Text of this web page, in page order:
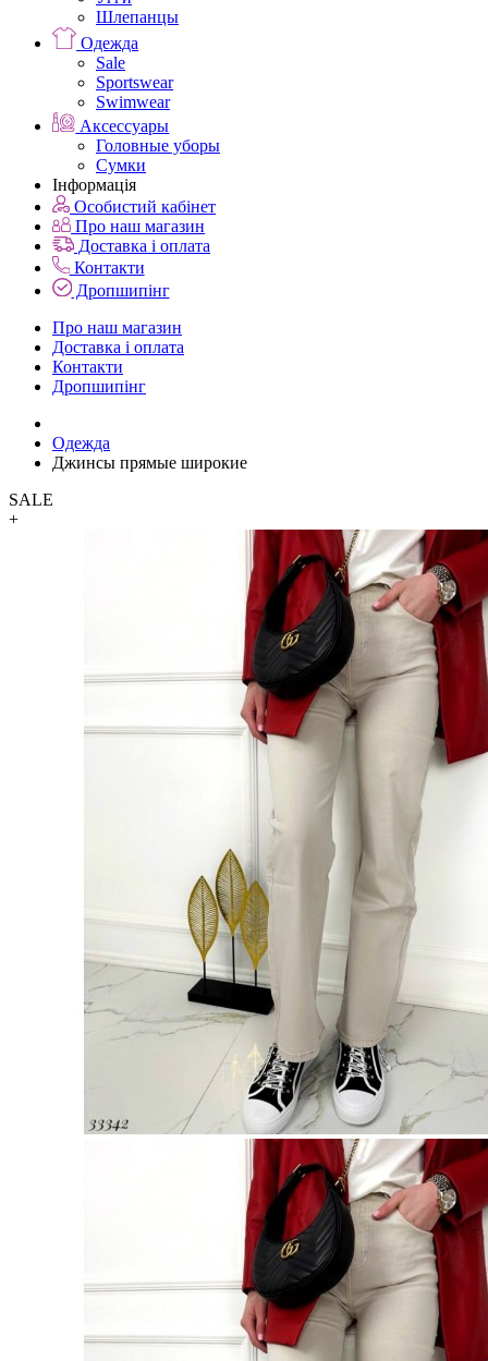
Шлепанцы
Одежда
Sale
Sportswear
Swimwear
Аксессуары
Головные уборы
Сумки
Інформація
Особистий кабінет
Про наш магазин
Доставка і оплата
Контакти
Дропшипінг
Про наш магазин
Доставка і оплата
Контакти
Дропшипінг
Одежда
Джинсы прямые широкие
SALE
+